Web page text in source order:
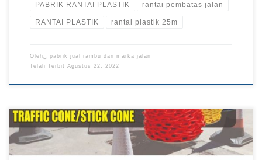
PABRIK RANTAI PLASTIK rantai pembatas jalan
RANTAI PLASTIK rantai plastik 25m
Oleh␣ pabrik jual rambu dan marka jalan
Telah Terbit Agustus 22, 2022